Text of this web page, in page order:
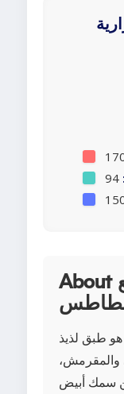
About السمك الأسود مع
طبق لذيذ
والمقرمش،
سمك أبيض